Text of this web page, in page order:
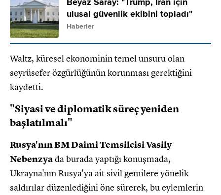
ulusal güvenlik ekibini topladı"
Haberler
Waltz, küresel ekonominin temel unsuru olan
seyrüsefer özgürlüğünün korunması gerektiğini
kaydetti.
"Siyasi ve diplomatik süreç yeniden
başlatılmalı"
Rusya'nın BM Daimi Temsilcisi Vasily
Nebenzyada burada yaptığı konuşmada,
Ukrayna'nın Rusya'ya ait sivil gemilere yönelik
saldırılar düzenlediğini öne sürerek, bu eylemlerin